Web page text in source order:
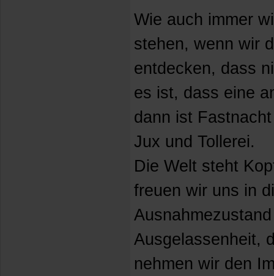
Wie auch immer
stehen, wenn wir
entdecken, dass
es ist, dass eine
dann ist
Jux und Tollerei.
Die Welt steht
freuen wir uns in
Ausgelassenheit,
nehmen wir den